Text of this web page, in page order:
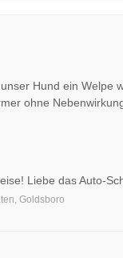
Hund ein Welpe
ohne
Liebe das Auto-
Goldsboro